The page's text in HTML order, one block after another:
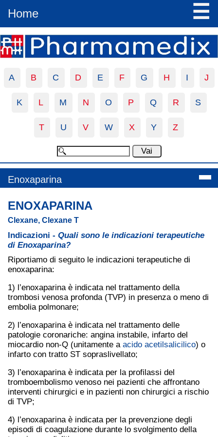
Home ☰
A B C D E F G H I J
K L M N O P Q R S
T U V W X Y Z
Enoxaparina
ENOXAPARINA
Clexane, Clexane T
Indicazioni - Quali sono le indicazioni terapeutiche
di Enoxaparina?
Riportiamo di seguito le indicazioni terapeutiche di
enoxaparina:
1) l’enoxaparina è indicata nel trattamento della
trombosi venosa profonda (TVP) in presenza o meno di
embolia polmonare;
2) l’enoxaparina è indicata nel trattamento delle
patologie coronariche: angina instabile, infarto del
miocardio non-Q (unitamente a acido acetilsalicilico) o
infarto con tratto ST sopraslivellato;
3) l’enoxaparina è indicata per la profilassi del
tromboembolismo venoso nei pazienti che affrontano
interventi chirurgici e in pazienti non chirurgici a rischio
di TVP;
4) l’enoxaparina è indicata per la prevenzione degli
episodi di coagulazione durante lo svolgimento della